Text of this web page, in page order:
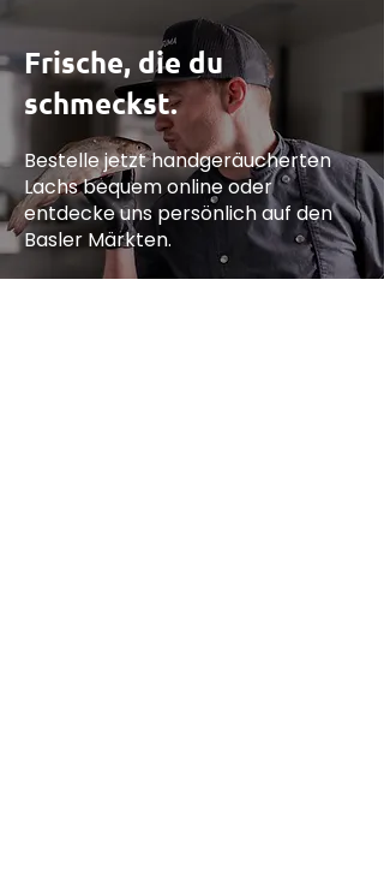
Frische, die du
schmeckst.
Bestelle jetzt handgeräucherten
Lachs bequem online oder
entdecke uns persönlich auf den
Basler Märkten.